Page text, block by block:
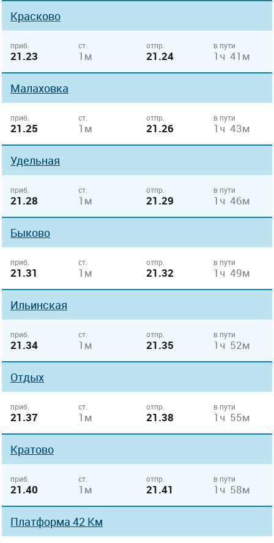
Красково
приб.
21.23
ст.
1м
отпр.
21.24
в пути
1ч 41м
Малаховка
приб.
21.25
ст.
1м
отпр.
21.26
в пути
1ч 43м
Удельная
приб.
21.28
ст.
1м
отпр.
21.29
в пути
1ч 46м
Быково
приб.
21.31
ст.
1м
отпр.
21.32
в пути
1ч 49м
Ильинская
приб.
21.34
ст.
1м
отпр.
21.35
в пути
1ч 52м
Отдых
приб.
21.37
ст.
1м
отпр.
21.38
в пути
1ч 55м
Кратово
приб.
21.40
ст.
1м
отпр.
21.41
в пути
1ч 58м
Платформа 42 Км